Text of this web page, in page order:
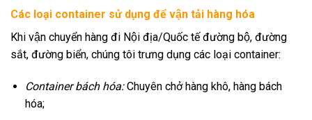
Các loại container sử dụng để vận tải hàng hóa
Khi vận chuyển hàng đi Nội địa/Quốc tế đường bộ, đường
sắt, đường biển, chúng tôi trưng dụng các loại container:
Container bách hóa:Chuyên chở hàng khô, hàng bách
hóa;